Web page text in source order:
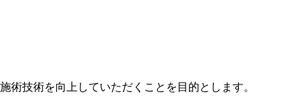
術技術を向上していただくことを目的とします。